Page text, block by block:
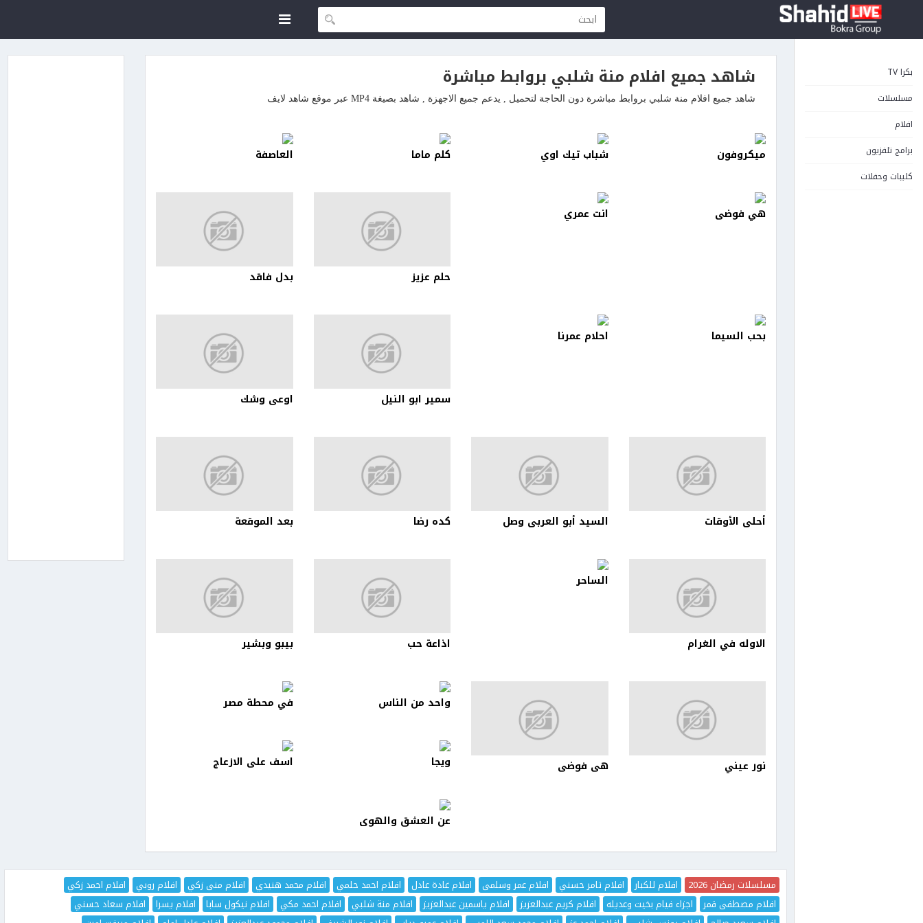
بكرا TV
مسلسلات
افلام
برامج تلفزيون
كليبات وحفلات
شاهد جميع افلام منة شلبي بروابط مباشرة
شاهد جميع افلام منة شلبي بروابط مباشرة دون الحاجة لتحميل , يدعم جميع الاجهزة , شاهد بصيغة MP4 عبر موقع شاهد لايف
ميكروفون شباب تيك اوي كلم ماما العاصفة
هي فوضى انت عمري
حلم عزيز بدل فاقد
بحب السيما احلام عمرنا
سمير ابو النيل اوعى وشك
أحلى الأوقات السيد أبو العربى وصل كده رضا بعد الموقعة
الاوله في الغرام
الساحر
اذاعة حب بيبو وبشير
نور عيني هى فوضى
واحد من الناس في محطة مصر
ويجا اسف على الازعاج
عن العشق والهوى
مسلسلات رمضان 2026 افلام للكبار افلام تامر حسني افلام عمر وسلمى افلام غادة عادل افلام احمد حلمي افلام محمد هنيدي افلام منى زكي افلام روبي
افلام احمد زكي
افلام مصطفى قمر
اجزاء فيام بخيت وعديله افلام كريم عبدالعزيز افلام ياسمين عبدالعزيز افلام منة شلبي افلام احمد مكي افلام نيكول سابا افلام يسرا
افلام سعاد حسني